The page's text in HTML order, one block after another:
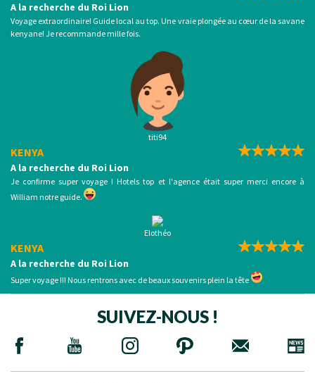
A la recherche du Roi Lion
Voyage extraordinaire! Guide local au top. Une vraie plongée au cœur de la savane
kenyane! Je recommande mille fois.
titi94
KENYA
A la recherche du Roi Lion
Je confirme super voyage ! Hotels top et l'agence était super merci encore à
William notre guide.
Elothéo
KENYA
A la recherche du Roi Lion
Super voyage !!! Nous rentrons avec de beaux souvenirs plein la tête
SUIVEZ-NOUS !